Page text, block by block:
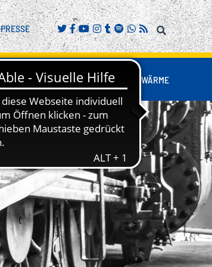
PRESSE
BUSINESS NESTWÄRME